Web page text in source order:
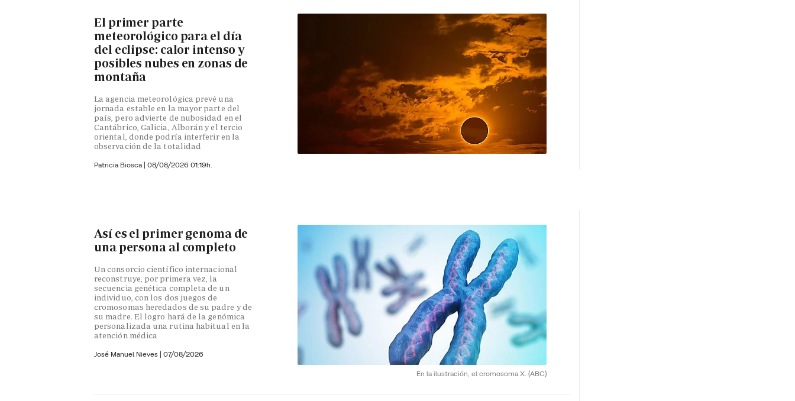
El primer parte
meteorológico para el día
del eclipse: calor intenso y
posibles nubes en zonas de
montaña
La agencia meteorológica prevé una
jornada estable en la mayor parte del
país, pero advierte de nubosidad en el
Cantábrico, Galicia, Alborán y el tercio
oriental, donde podría interferir en la
observación de la totalidad
Patricia Biosca | 08/08/2026 01:19h.
En la ilustración, el cromosoma X. (ABC)
Así es el primer genoma de
una persona al completo
Un consorcio científico internacional
reconstruye, por primera vez, la
secuencia genética completa de un
individuo, con los dos juegos de
cromosomas heredados de su padre y de
su madre. El logro hará de la genómica
personalizada una rutina habitual en la
atención médica
José Manuel Nieves | 07/08/2026